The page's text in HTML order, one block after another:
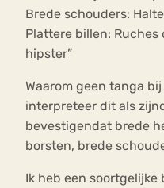
Brede schouders:
Plattere billen:
hipster”
Waarom geen tanga
interpreteer dit als
bevestigendat brede
borsten, brede
Ik heb een